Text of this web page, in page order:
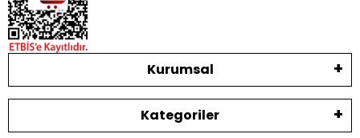
Kurumsal
Kategoriler